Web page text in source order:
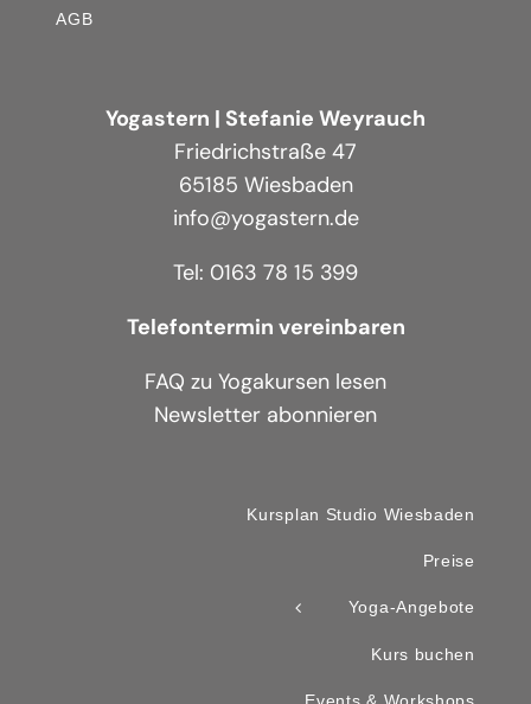
AGB
Yogastern | Stefanie Weyrauch
Friedrichstraße 47
65185 Wiesbaden
info@yogastern.de
Tel: 0163 78 15 399
Telefontermin vereinbaren
FAQ zu Yogakursen lesen
Newsletter abonnieren
Kursplan Studio Wiesbaden
Preise
Yoga-Angebote
Kurs buchen